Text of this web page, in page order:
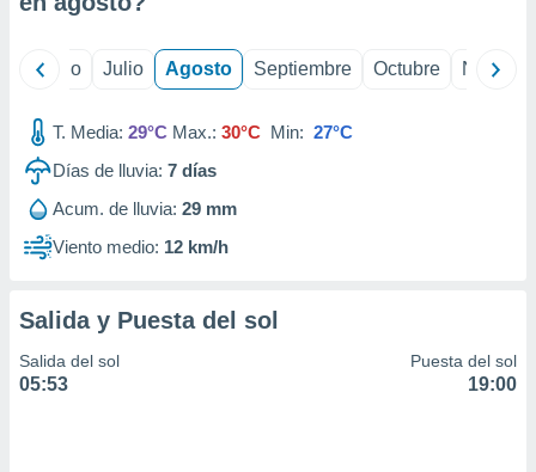
mediante
publicidad
publicidad
1199
Junio Julio Agosto Septiembre Octubre
T. Media: 29°C Max.: 30°C Min: 27°C
Días de lluvia: 7 días
Acum. de lluvia: 29 mm
Viento medio: 12 km/h
Salida y Puesta del sol
Salida del sol
05:53
Puesta del sol
19:00